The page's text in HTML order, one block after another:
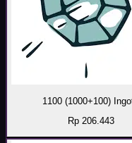
1100 (1000+100)
Rp 206.443